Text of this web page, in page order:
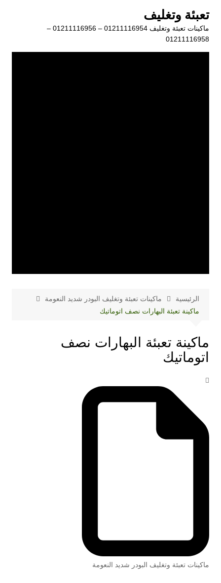
المحتوى
تعبئة وتغليف
ماكينات تعبئة وتغليف 01211116954 – 01211116956 –
01211116958
الرئيسية
ماكينات تعبئة وتغليف البودر شديد النعومة
ماكينة تعبئة البهارات نصف اتوماتيك
ماكينة تعبئة البهارات نصف
اتوماتيك
ماكينات تعبئة وتغليف البودر شديد النعومة